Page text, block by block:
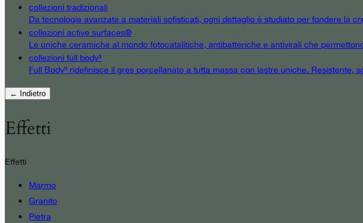
collezioni tradizionali
Da tecnologie avanzate a materiali sofisticati, ogni dettaglio è studiato per fondere la
collezioni active surfaces®
Le uniche ceramiche al mondo fotocatalitiche, antibatteriche e antivirali che
collezioni full body³
Full Body³ ridefinisce il gres porcellanato a tutta massa con lastre uniche.
← Indietro
Effetti
Effetti
Marmo
Granito
Pietra